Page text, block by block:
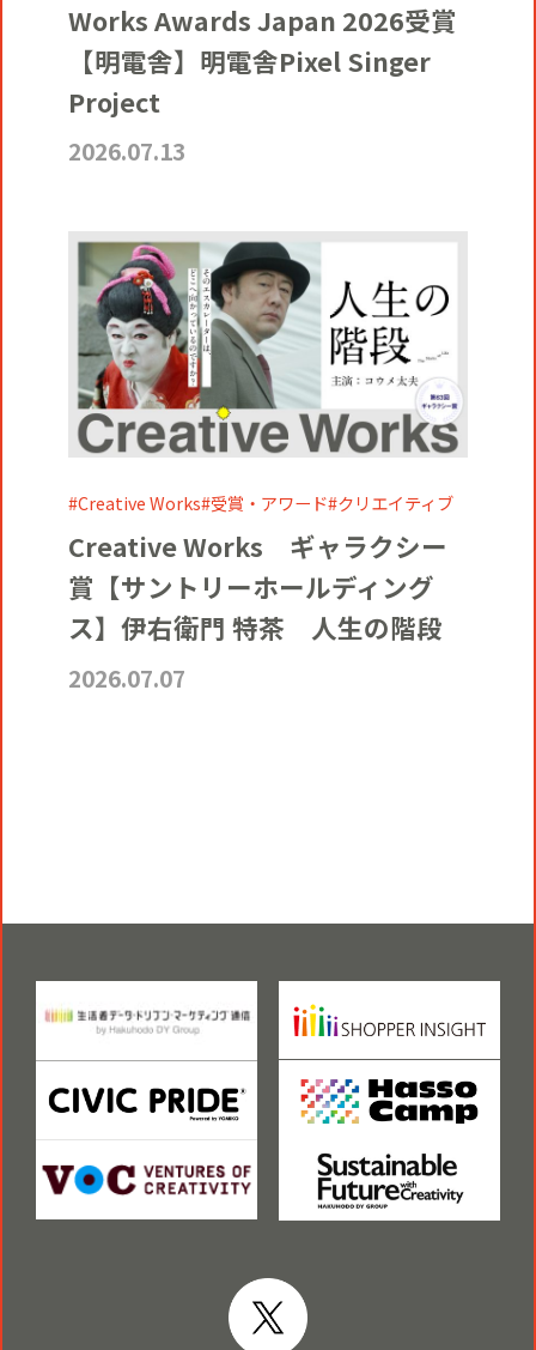
Works Awards Japan 2026受賞
【明電舎】明電舎Pixel Singer
Project
2026.07.13
Creative Works 受賞・アワード クリエイティブ
Creative Works ギャラクシー
賞【サントリーホールディング
ス】伊右衛門 特茶 人生の階段
2026.07.07